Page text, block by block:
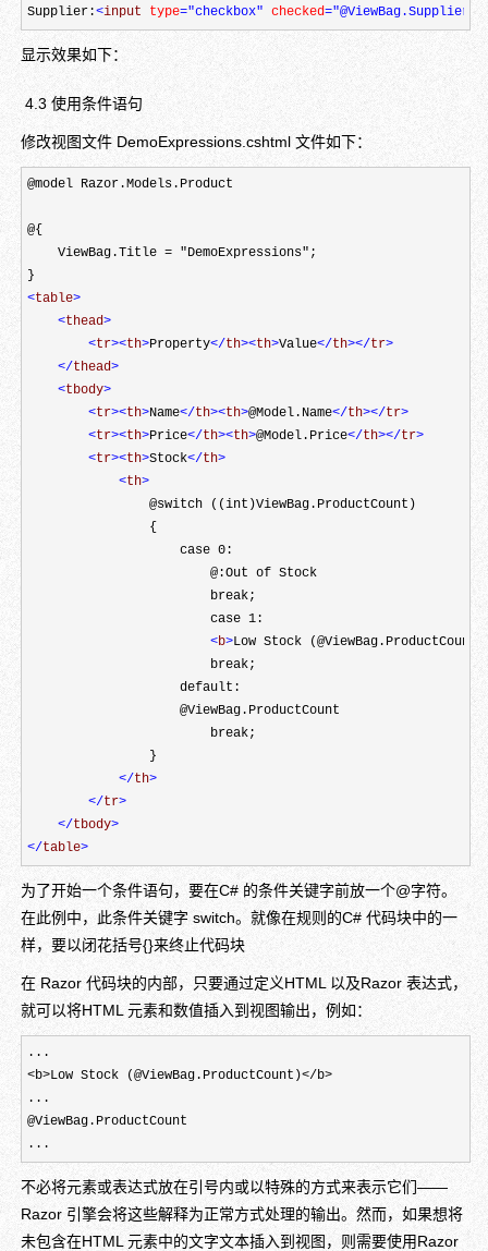
Supplier:<input type="checkbox" checked="@ViewBag.Supplier"
显示效果如下：
4.3 使用条件语句
修改视图文件 DemoExpressions.cshtml 文件如下：
@model Razor.Models.Product
@{
    ViewBag.Title = "DemoExpressions";
<table>
<thead>
<tr><th>Property</th><th>Value</th></tr>
</thead>
<tbody>
<tr><th>Name</th><th>@Model.Name</th></tr>
<tr><th>Price</th><th>@Model.Price</th></tr>
<tr><th>Stock</th>
<th>
                @switch ((int)ViewBag.ProductCount)
                {
                    case 0:
                        @:Out of Stock
                        break;
                        case 1:
<b>Low Stock (@ViewBag.ProductCount)
                        break;
                    default:
                    @ViewBag.ProductCount
                        break;
                }
</th>
</tr>
</tbody>
</table>
为了开始一个条件语句，要在C# 的条件关键字前放一个@字符。
在此例中，此条件关键字 switch。就像在规则的C# 代码块中的一
样，要以闭花括号{}来终止代码块
在 Razor 代码块的内部，只要通过定义HTML 以及Razor 表达式，
就可以将HTML 元素和数值插入到视图输出，例如：
<b>Low Stock (@ViewBag.ProductCount)</b>
...
@ViewBag.ProductCount
...
不必将元素或表达式放在引号内或以特殊的方式来表示它们——
Razor 引擎会将这些解释为正常方式处理的输出。然而，如果想将
未包含在HTML 元素中的文字文本插入到视图，则需要使用Razor